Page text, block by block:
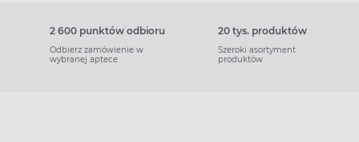
2 600 punktów odbioru
Odbierz zamówienie w
wybranej aptece
20 tys. produktów
Szeroki asortyment
produktów